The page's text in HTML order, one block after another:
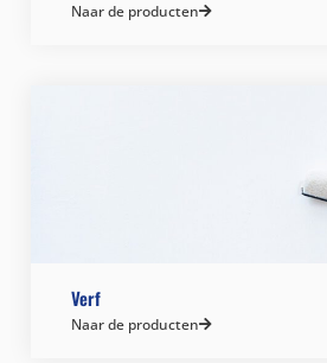
Naar de producten
Verf
Naar de producten